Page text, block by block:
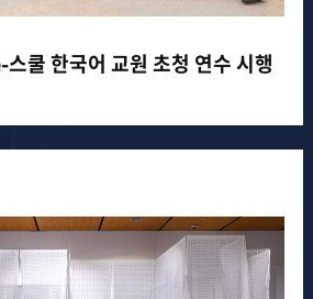
쿨 한국어 교원 초청 연수 시행